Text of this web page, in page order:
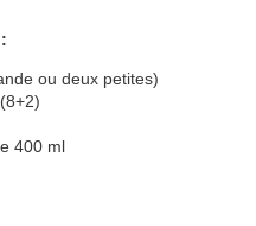
ou deux petites)
400 ml